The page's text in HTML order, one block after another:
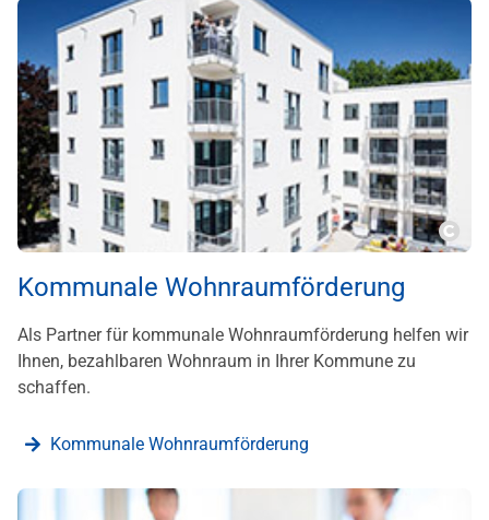
Kommunale Wohnraumförderung
Als Partner für kommunale Wohnraumförderung helfen wir
Ihnen, bezahlbaren Wohnraum in Ihrer Kommune zu
schaffen.
Kommunale Wohnraumförderung